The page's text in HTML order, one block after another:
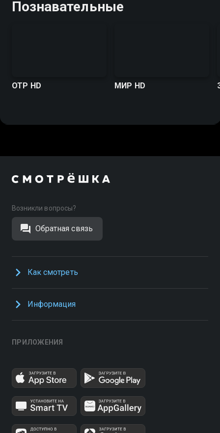
Познавательные
ОТР HD МИР HD
Возникли вопросы?
Обратная связь
Как смотреть
Информация
ПРИЛОЖЕНИЯ